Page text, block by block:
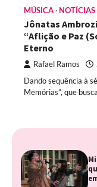
MÚSICA NOTÍCIAS
Jônatas
“Aflição e Paz
Eterno
Rafael Ramos
Dando sequência à
Memórias”, que